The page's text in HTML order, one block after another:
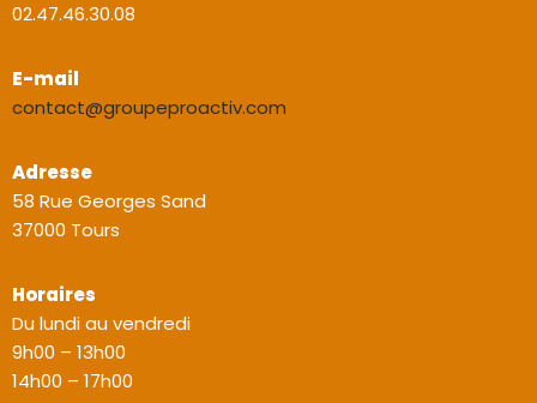
02.47.46.30.08
E-mail
contact@groupeproactiv.com
Adresse
58 Rue Georges Sand
37000 Tours
Horaires
Du lundi au vendredi
9h00 – 13h00
14h00 – 17h00